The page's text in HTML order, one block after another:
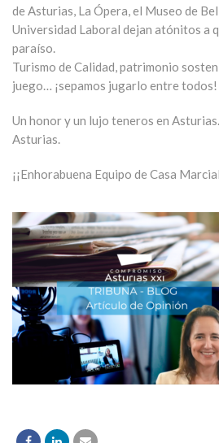
de Asturias, La Ópera, el Museo de
Universidad Laboral dejan atónitos a
paraíso.
Turismo de Calidad, patrimonio
juego… ¡sepamos jugarlo entre todos!
Un honor y un lujo teneros en
Asturias.
¡¡Enhorabuena Equipo de Casa